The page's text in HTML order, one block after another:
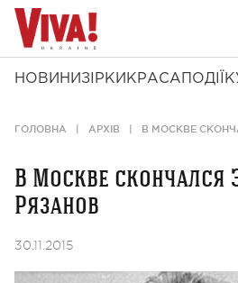
НОВИНИ ЗІРКИ КРАСА ПОДІЇ
ГОЛОВНА АРХІВ В МОСКВЕ
В Москве скончался
Рязанов
30.11.2015